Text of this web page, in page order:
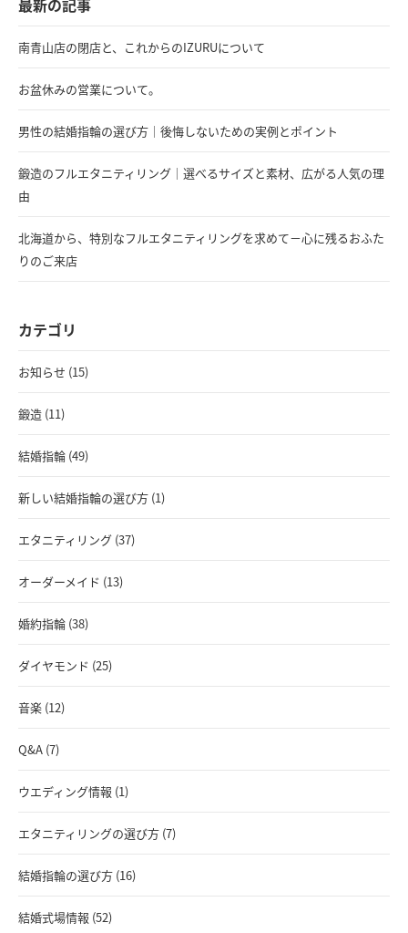
最新の記事
南青山店の閉店と、これからのIZURUについて
お盆休みの営業について。
男性の結婚指輪の選び方｜後悔しないための実例とポイント
鍛造のフルエタニティリング｜選べるサイズと素材、広がる人気の理
由
北海道から、特別なフルエタニティリングを求めて－心に残るおふた
りのご来店
カテゴリ
お知らせ (15)
鍛造 (11)
結婚指輪 (49)
新しい結婚指輪の選び方 (1)
エタニティリング (37)
オーダーメイド (13)
婚約指輪 (38)
ダイヤモンド (25)
音楽 (12)
Q&A (7)
ウエディング情報 (1)
エタニティリングの選び方 (7)
結婚指輪の選び方 (16)
結婚式場情報 (52)